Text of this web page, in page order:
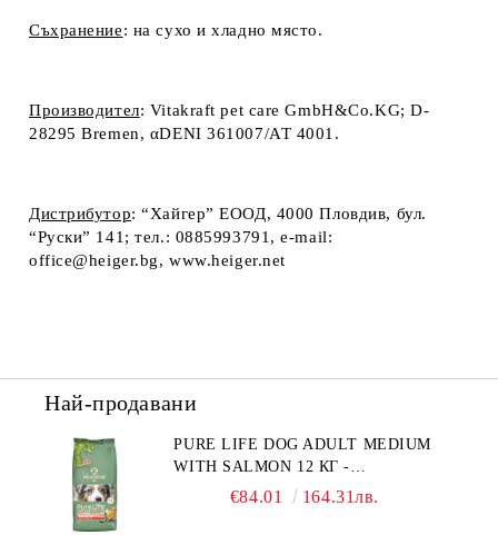
Съхранение: на сухо и хладно място.
Производител: Vitakraft pet care GmbH&Co.KG; D-
28295 Bremen, αDENI 361007/АТ 4001.
Дистрибутор: “Хайгер” EООД, 4000 Пловдив, бул.
“Руски” 141; тел.: 0885993791, e-mail:
office@heiger.bg, www.heiger.net
Най-продавани
PURE LIFE DOG ADULT MEDIUM
WITH SALMON 12 КГ -
ПЪЛНОЦЕННА ХРАНА ЗА
€84.01 164.31лв.